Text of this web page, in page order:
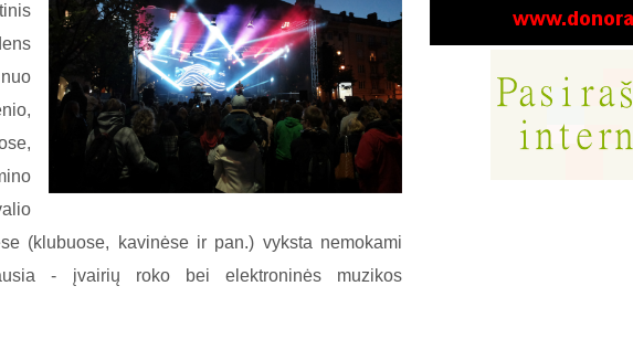
(klubuose, kavinėse ir pan.) vyksta nemokami
- įvairių roko bei elektroninės muzikos